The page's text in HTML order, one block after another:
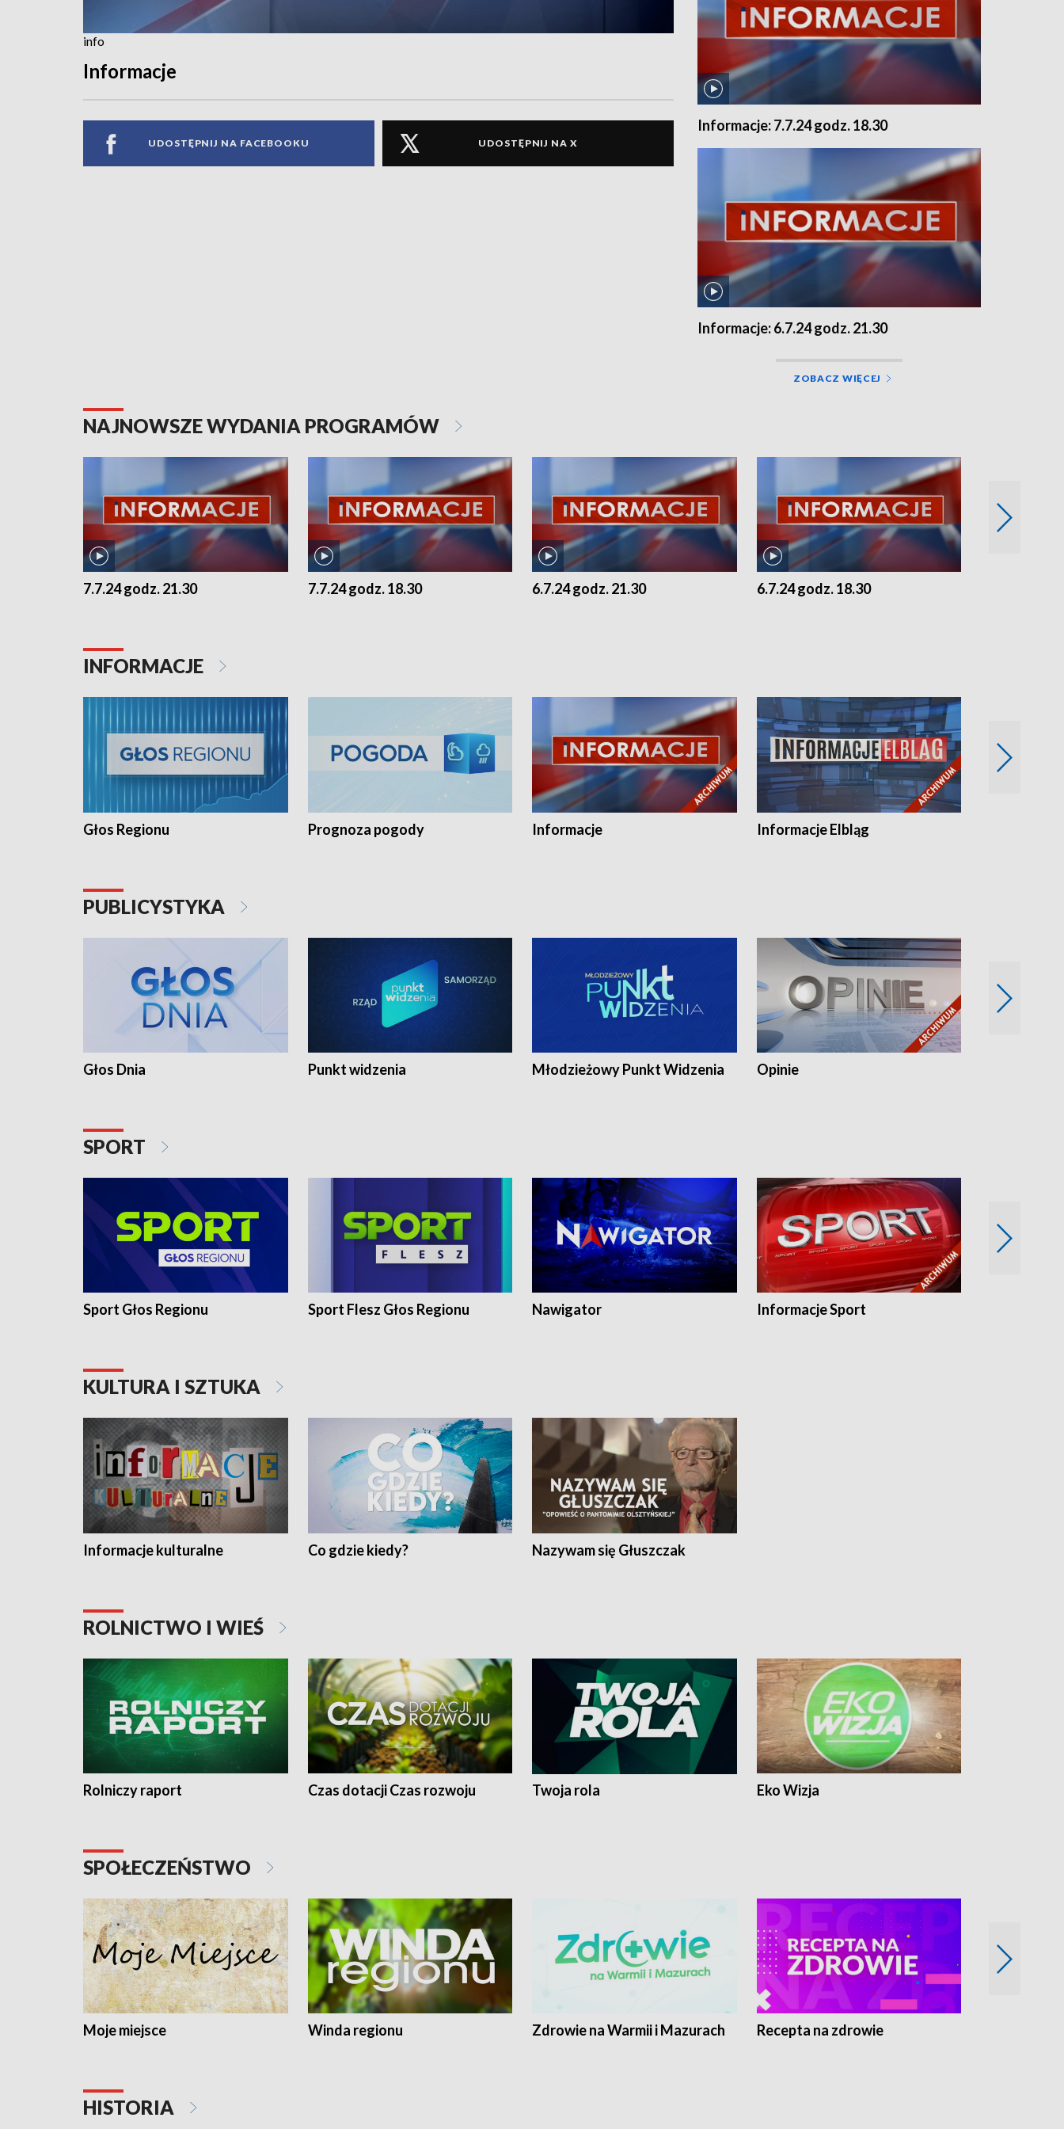
info
Informacje
UDOSTĘPNIJ NA FACEBOOKU UDOSTĘPNIJ NA X
Informacje: 7.7.24 godz. 18.30
Informacje: 6.7.24 godz. 21.30
ZOBACZ WIĘCEJ
NAJNOWSZE WYDANIA PROGRAMÓW
7.7.24 godz. 21.30 7.7.24 godz. 18.30 6.7.24 godz. 21.30 6.7.24 godz. 18.30
INFORMACJE
Głos Regionu Prognoza pogody Informacje Informacje Elbląg
PUBLICYSTYKA
Głos Dnia Punkt widzenia Młodzieżowy Punkt Widzenia Opinie
SPORT
Sport Głos Regionu Sport Flesz Głos Regionu Nawigator Informacje Sport
KULTURA I SZTUKA
Informacje kulturalne Co gdzie kiedy? Nazywam się Głuszczak
ROLNICTWO I WIEŚ
Rolniczy raport Czas dotacji Czas rozwoju Twoja rola Eko Wizja
SPOŁECZEŃSTWO
Moje miejsce Winda regionu Zdrowie na Warmii i Mazurach Recepta na zdrowie
HISTORIA